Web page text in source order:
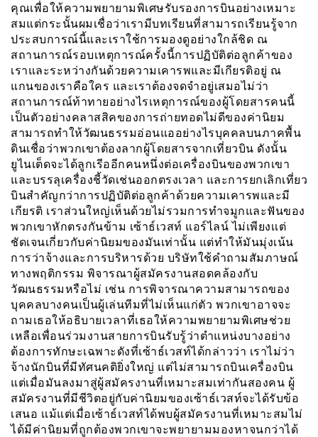
คุณเพื่อให้ความพยายามพิเศษรับรองการบินอย่างเหมาะ
สมแต่กระนั้นผมเชื่อว่าเรามีบทเรียนที่สามารถเรียนรู้จาก
ประสบการณ์นี้และเราใช้การมองดูอย่างใกล้ชิด ณ
สถานการณ์รอบเหตุการณ์ครั้งนี้การปฏิบัติต่อลูกค้าของ
เราและระหว่างกันด้วยความเคารพและมีเกียรติอยู่ ณ
แกนของเราคือใคร และเราต้องจดจำอยู่เสมอไม่ว่า
สถานการณ์ท้าทายอย่างไรเหตุการณ์ของผู้โดยสารคนนี้
เป็นตัวอย่างคลาสสิคของการถ่ายทอดไม่ดีของค่านิยม
สามารถทำให้วัฒนธรรมอ่อนแออย่างไรบุคคลบนภาคพื้น
ดินเชื่อว่าพวกเขาต้องลากผู้โดยสารจากเที่ยวบิน ดังนั้น
ยูไนเต็ดจะได้ลูกเรีออีกคนหนึ่งต่อเครื่องบินของพวกเขา
และบรรลุเครื่องชี้วัดเช่นออกตรงเวลา และการยกเลิกเที่ยว
บินสำคัญกว่าการปฏิบัติต่อลูกค้าด้วยความเคารพและมี
เกียรติ เราส่วนใหญ่เห็นด้วยไม่รวมการทำจมูกและฟันของ
พวกเขาหักตรงกันข้าม เซ้าธ์เวสท์ แอร์ไลน์ ไม่เพียงเเต่
ชัดเจนเกี่ยวกับค่านิยมของมันเท่านั้น แต่ทำให้มันมุ่งเน้น
การว่าจ้างและการบริหารด้วย บริษัทใช้คำถามสัมภาษณ์
ทางพฤติกรรม พิจารณาผู้สมัครงานสอดคล้องกับ
วัฒนธรรมหรือไม่ เช่น การพิจารณาความสามารถของ
บุคคลบางคนเป็นผู้เล่นทีมที่ไม่เห็นแก่ตัว พวกเขาอาจจะ
ถามเธอให้อธิบายเวลาที่เธอให้ความพยายามพิเศษช่วย
เหลือเพื่อนร่วมงานสายการบินรับรู้ว่าตำแหน่งบางอย่าง
ต้องการทักษะเฉพาะดังที่เซ้าธ์เวสท์ได้กล่าวว่า เราไม่ว่า
จ้างนักบินที่มีทัศนคติยิ่งใหญ่ แต่ไม่สามารถบินเครื่องบิน
แต่เมื่อมันลงมาสู่ผู้สมัครงานที่เหมาะสมเท่ากันสองคน ผู้
สมัครงานที่มีชีวิตอยู่กับค่านิยมของเซ้าธ์เวสท์จะได้รับข้อ
เสนอ เเม้แต่เมื่อเซ้าธ์เวสท์ได้พบผู้สมัครงานที่เหมาะสมไม่
ได้มีค่านิยมที่ถูกต้องพวกเขาจะพยายามมองหาจนกว่าได้